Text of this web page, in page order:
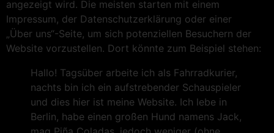
angezeigt wird. Die meisten starten mit einem
Impressum, der Datenschutzerklärung oder einer
„Über uns“-Seite, um sich potenziellen Besuchern der
Website vorzustellen. Dort könnte zum Beispiel stehen:
Hallo! Tagsüber arbeite ich als Fahrradkurier,
nachts bin ich ein aufstrebender Schauspieler
und dies hier ist meine Website. Ich lebe in
Berlin, habe einen großen Hund namens Jack,